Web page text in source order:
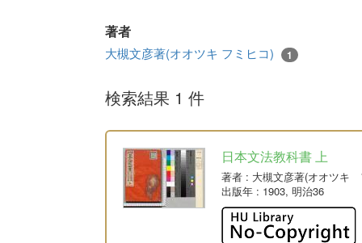
著者
大槻文彦著(オオツキ フミヒコ) 1
検索結果 1 件
日本文法教科書 上
著者 : 大槻文彦著(オオツキ
出版年 : 1903, 明治36